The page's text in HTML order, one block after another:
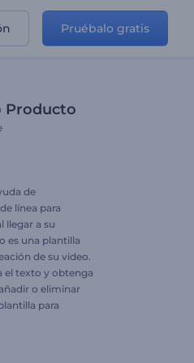
Pruébalo gratis
Producto
de
línea para
llegar a su
es una plantilla
de su video.
el texto y obtenga
o eliminar
para